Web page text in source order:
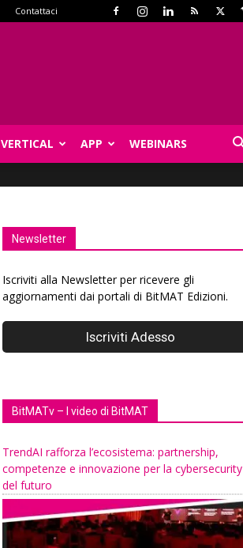
Contattaci
VERTICAL APP WEBINARS
Newsletter
Iscriviti alla Newsletter per ricevere gli
aggiornamenti dai portali di BitMAT Edizioni.
BitMATv – I video di BitMAT
TrendAI rafforza l’ecosistema: partnership,
competenze e innovazione per la cybersecurity
del futuro